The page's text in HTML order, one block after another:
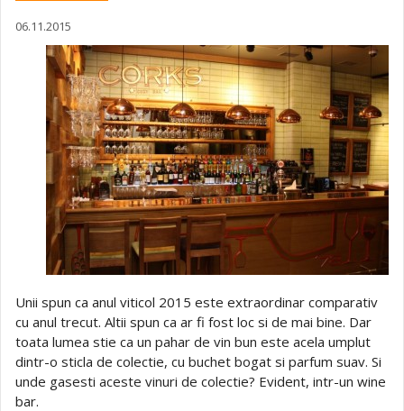
06.11.2015
Unii spun ca anul viticol 2015 este extraordinar comparativ
cu anul trecut. Altii spun ca ar fi fost loc si de mai bine. Dar
toata lumea stie ca un pahar de vin bun este acela umplut
dintr-o sticla de colectie, cu buchet bogat si parfum suav. Si
unde gasesti aceste vinuri de colectie? Evident, intr-un wine
bar.